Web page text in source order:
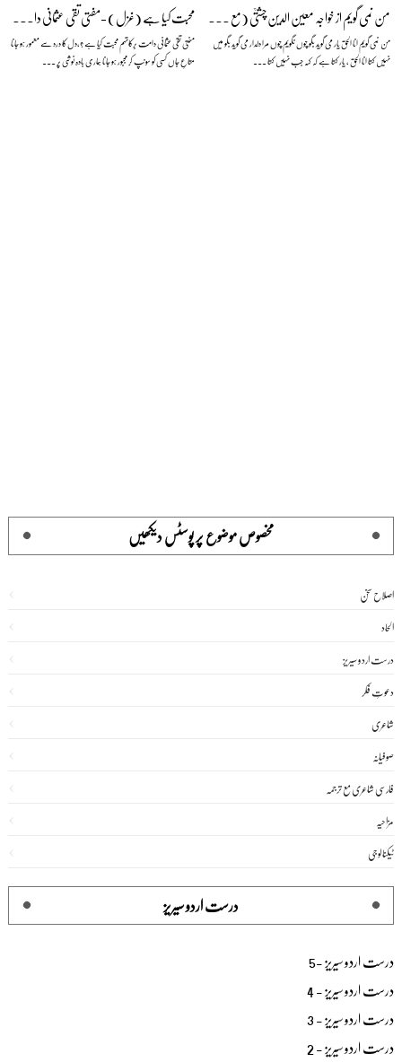
محبت کیا ہے (غزل) -مفتی تقی عثمانی دامت برکاتہم
مفتی تقی عثمانی دامت برکاتہم محبت کیا ہے ؟،دل کا درد سے معمور ہو جانا
متاعِ جاں کسی کو سونپ کر مجبور ہو جانا ہماری بادہ نوشی پر ...
من نمی گویم از خواجہ معین الدین چشتیؒ (مع منظوم اردو ترجمہ)
من نمی گویم انا الحق یار می گوید بگو چوں نگویم چوں مرا دلدار می گوید بگو میں
نہیں کہتا انا الحق ، یار کہتا ہے کہ کہہ جب نہیں کہتا ...
مخصوص موضوع پر پوسٹس دیکھیں
اصلاح سخن
الحاد
درست اردو سیریز
دعوتِ فکر
شاعری
صوفیانہ
فارسی شاعری مع ترجمہ
مزاحیہ
ٹیکنالوجی
درست اردو سیریز
درست اردو سیریز -5
درست اردو سیریز - 4
درست اردو سیریز - 3
درست اردو سیریز - 2